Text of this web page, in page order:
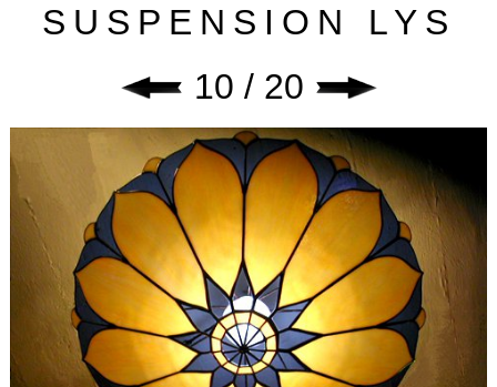
SUSPENSION LYS
10 / 20